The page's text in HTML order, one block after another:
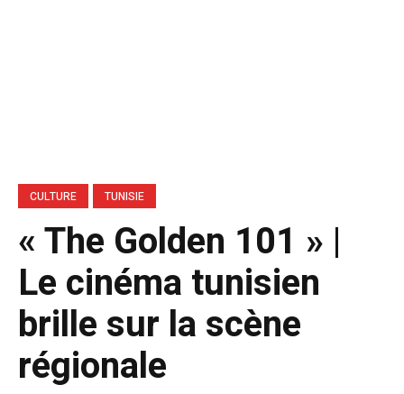
CULTURE TUNISIE
« The Golden 101 » |
Le cinéma tunisien
brille sur la scène
régionale